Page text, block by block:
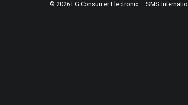
© 2026 LG Consumer Electronic – SMS